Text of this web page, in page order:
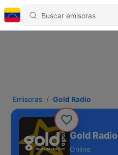
Emisoras Gold Radio
Gold Radio
Online